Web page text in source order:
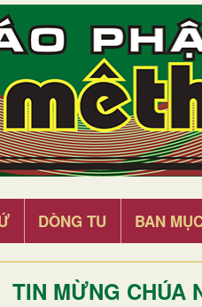
DÒNG TU BAN
TIN MỪNG CHÚA